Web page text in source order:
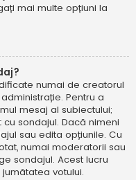
mai multe opțiuni la
numai de creatorul
Pentru a
mesaj al subiectului;
sondajul. Dacă nimeni
sau edita opțiunile. Cu
numai moderatorii sau
sondajul. Acest lucru
votului.